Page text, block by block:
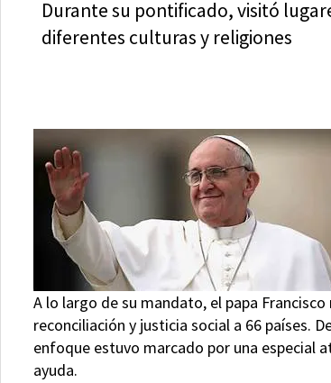
Durante su pontificado, visitó
diferentes culturas y religiones
A lo largo de su mandato, el papa
reconciliación y justicia social a 66 países.
enfoque estuvo marcado por una especial
ayuda.